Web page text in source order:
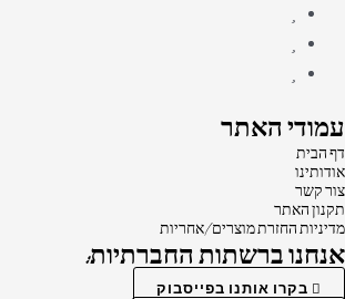
עמודי האתר
דף הבית
אודותינו
צור קשר
תקנון האתר
מדיניות החזרת מוצרים/אחריות
אנחנו ברשתות החברתיות:
בקרו אותנו בפייסבוק